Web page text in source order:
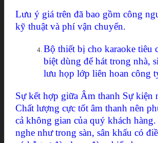
Lưu ý giá trên đã bao gồm công
kỹ thuật và phí vận chuyển.
Bộ thiết bị cho karaoke tiêu
biệt dùng để hát trong nhà,
lưu họp lớp liên hoan công
Sự kết hợp giữa Âm thanh Sự kiện
Chất lượng cực tốt âm thanh nên
cả không gian của quý khách
nghe như trong sàn, sân khấu có